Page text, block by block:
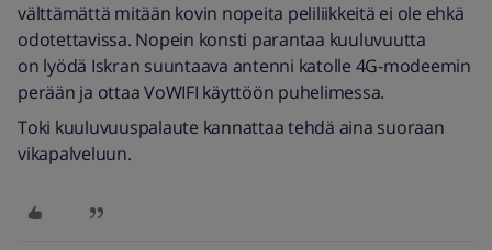
välttämättä mitään kovin nopeita peliliikkeitä ei ole ehkä
odotettavissa. Nopein konsti parantaa kuuluvuutta
on lyödä Iskran suuntaava antenni katolle 4G-modeemin
perään ja ottaa VoWIFI käyttöön puhelimessa.
Toki kuuluvuuspalaute kannattaa tehdä aina suoraan
vikapalveluun.